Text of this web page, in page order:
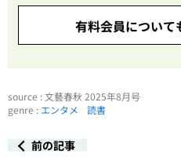
有料会員について
source : 文藝春秋 2025年8月号
genre : エンタメ 読書
前の記事